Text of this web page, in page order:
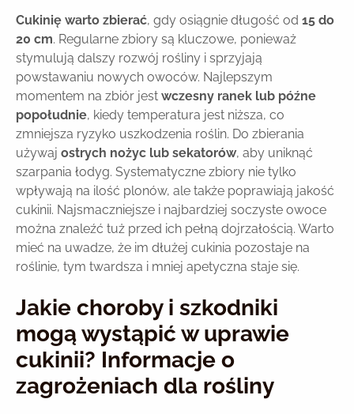
Cukinię warto zbierać, gdy osiągnie długość od 15 do
20 cm. Regularne zbiory są kluczowe, ponieważ
stymulują dalszy rozwój rośliny i sprzyjają
powstawaniu nowych owoców. Najlepszym
momentem na zbiór jest wczesny ranek lub późne
popołudnie, kiedy temperatura jest niższa, co
zmniejsza ryzyko uszkodzenia roślin. Do zbierania
używaj ostrych nożyc lub sekatorów, aby uniknąć
szarpania łodyg. Systematyczne zbiory nie tylko
wpływają na ilość plonów, ale także poprawiają jakość
cukinii. Najsmaczniejsze i najbardziej soczyste owoce
można znaleźć tuż przed ich pełną dojrzałością. Warto
mieć na uwadze, że im dłużej cukinia pozostaje na
roślinie, tym twardsza i mniej apetyczna staje się.
Jakie choroby i szkodniki
mogą wystąpić w uprawie
cukinii? Informacje o
zagrożeniach dla rośliny